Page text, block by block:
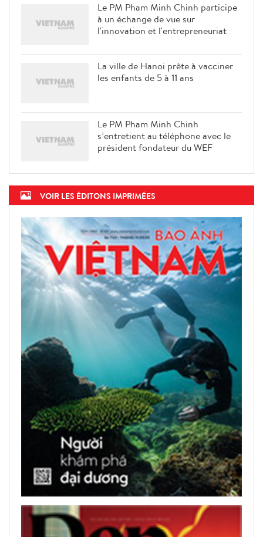
Le PM Pham Minh Chinh participe
à un échange de vue sur
l'innovation et l'entrepreneuriat
La ville de Hanoi prête à vacciner
les enfants de 5 à 11 ans
Le PM Pham Minh Chinh
s’entretient au téléphone avec le
président fondateur du WEF
VOIR LES ÉDITONS IMPRIMÉES